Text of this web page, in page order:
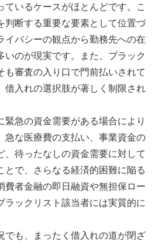
ているケースがほとんどです。こ
判断する重要な要素として位置づ
イバシーの観点から勤務先への在
いのが現実です。また、ブラック
も審査の入り口で門前払いされて
借入れの選択肢が著しく制限され
緊急の資金需要がある場合により
急な医療費の支払い、事業資金の
、待ったなしの資金需要に対して
とで、さらなる経済的困難に陥る
費者金融の即日融資や無担保ロー
ラックリスト該当者には実質的に
でも、まったく借入れの道が閉ざ